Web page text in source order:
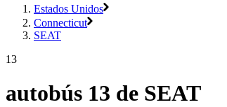
Estados Unidos
Connecticut
SEAT
13
autobús 13 de SEAT